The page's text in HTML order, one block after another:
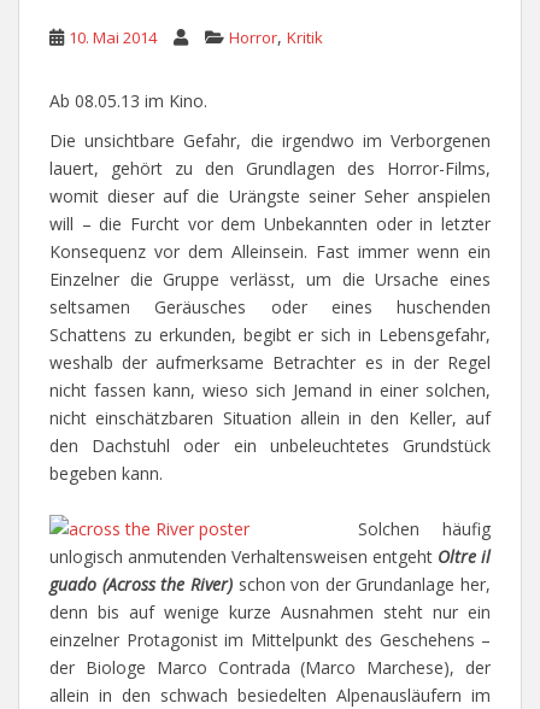
10. Mai 2014 Horror, Kritik
Ab 08.05.13 im Kino.
Die unsichtbare Gefahr, die irgendwo im Verborgenen
lauert, gehört zu den Grundlagen des Horror-Films,
womit dieser auf die Urängste seiner Seher anspielen
will – die Furcht vor dem Unbekannten oder in letzter
Konsequenz vor dem Alleinsein. Fast immer wenn ein
Einzelner die Gruppe verlässt, um die Ursache eines
seltsamen Geräusches oder eines huschenden
Schattens zu erkunden, begibt er sich in Lebensgefahr,
weshalb der aufmerksame Betrachter es in der Regel
nicht fassen kann, wieso sich Jemand in einer solchen,
nicht einschätzbaren Situation allein in den Keller, auf
den Dachstuhl oder ein unbeleuchtetes Grundstück
begeben kann.
Solchen häufig
unlogisch anmutenden Verhaltensweisen entgeht Oltre il
guado (Across the River)schon von der Grundanlage her,
denn bis auf wenige kurze Ausnahmen steht nur ein
einzelner Protagonist im Mittelpunkt des Geschehens –
der Biologe Marco Contrada (Marco Marchese), der
allein in den schwach besiedelten Alpenausläufern im